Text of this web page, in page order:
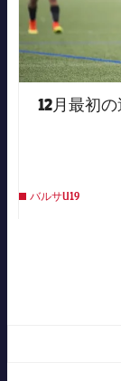
12月最初
バルサU19